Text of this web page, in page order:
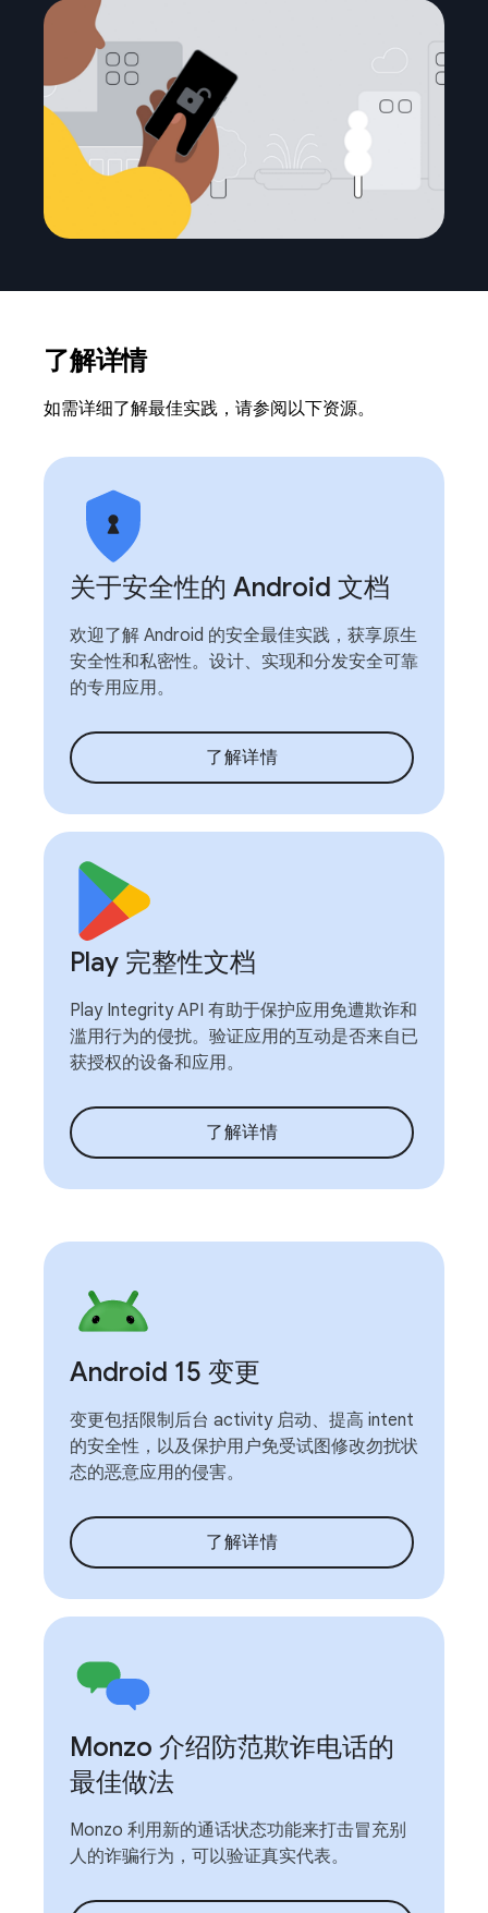
了解详情
如需详细了解最佳实践，请参阅以下资源。
关于安全性的 Android 文档
欢迎了解 Android 的安全最佳实践，获享原生
安全性和私密性。设计、实现和分发安全可靠
的专用应用。
了解详情
Play 完整性文档
Play Integrity API 有助于保护应用免遭欺诈和
滥用行为的侵扰。验证应用的互动是否来自已
获授权的设备和应用。
了解详情
Android 15 变更
变更包括限制后台 activity 启动、提高 intent
的安全性，以及保护用户免受试图修改勿扰状
态的恶意应用的侵害。
了解详情
Monzo 介绍防范欺诈电话的
最佳做法
Monzo 利用新的通话状态功能来打击冒充别
人的诈骗行为，可以验证真实代表。